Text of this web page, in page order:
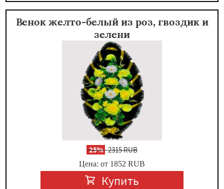
Венок желто-белый из роз, гвоздик и
зелени
-25%2315 RUB
Цена: от 1852 RUB
Купить